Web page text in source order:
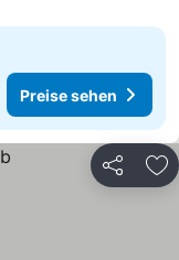
Preise sehen
Teilen